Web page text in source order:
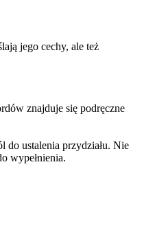
jego cechy, ale też
znajduje się podręczne
do ustalenia przydziału. Nie
wypełnienia.